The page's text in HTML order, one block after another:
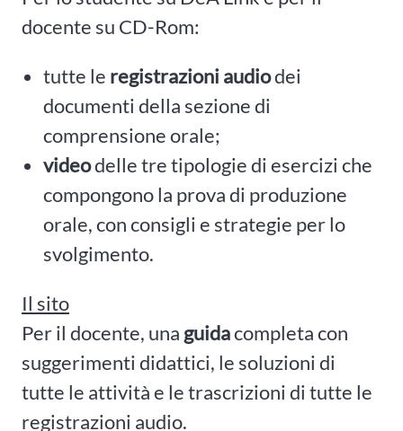
docente su CD-Rom:
tutte le registrazioni audiodei
documenti della sezione di
comprensione orale;
videodelle tre tipologie di esercizi che
compongono la prova di produzione
orale, con consigli e strategie per lo
svolgimento.
Il sito
Per il docente, una guidacompleta con
suggerimenti didattici, le soluzioni di
tutte le attività e le trascrizioni di tutte le
registrazioni audio.